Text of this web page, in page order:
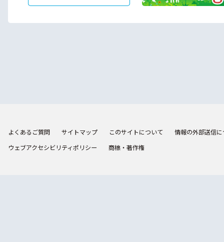
よくあるご質問 サイトマップ このサイトについて
情報の外部送信
ウェブアクセシビリティポリシー
商標・著作権